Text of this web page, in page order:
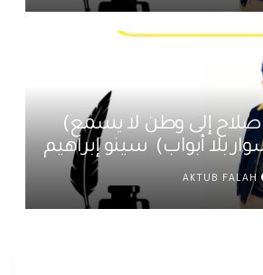
صلاح إلى وطن لا يسمع)
سينو إبراهيم
AKTUB FALAH